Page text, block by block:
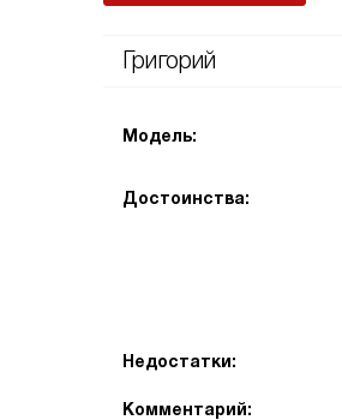
Григорий
Модель:
Достоинства:
Недостатки:
Комментарий: